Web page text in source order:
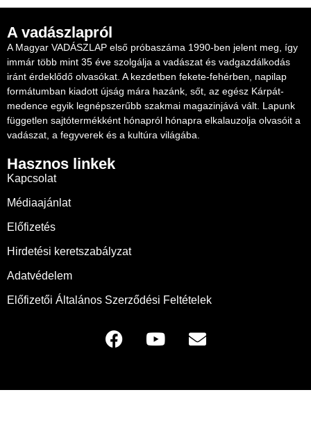
A vadászlapról
A Magyar VADÁSZLAP első próbaszáma 1990-ben jelent meg, így
immár több mint 35 éve szolgálja a vadászat és vadgazdálkodás
iránt érdeklődő olvasókat. A kezdetben fekete-fehérben, napilap
formátumban kiadott újság mára hazánk, sőt, az egész Kárpát-
medence egyik legnépszerűbb szakmai magazinjává vált. Lapunk
független sajtótermékként hónapról hónapra elkalauzolja olvasóit a
vadászat, a fegyverek és a kultúra világába.
Hasznos linkek
Kapcsolat
Médiaajánlat
Előfizetés
Hirdetési keretszabályzat
Adatvédelem
Előfizetői Általános Szerződési Feltételek